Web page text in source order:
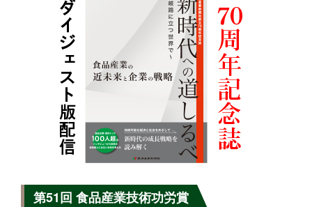
第51回 食品産業技術功労賞